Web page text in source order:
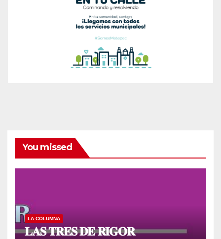
You missed
LA COLUMNA
𝐋𝐀𝐒 𝐓𝐑𝐄𝐒 𝐃𝐄 𝐑𝐈𝐆𝐎𝐑